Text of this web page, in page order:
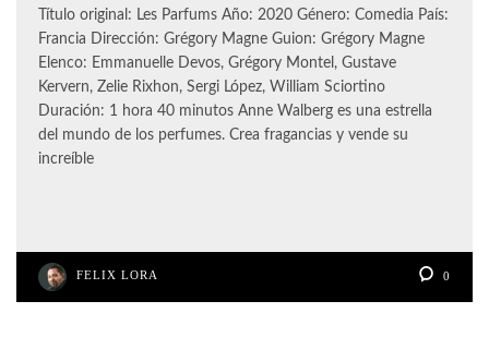
Título original: Les Parfums Año: 2020 Género: Comedia País:
Francia Dirección: Grégory Magne Guion: Grégory Magne
Elenco: Emmanuelle Devos, Grégory Montel, Gustave
Kervern, Zelie Rixhon, Sergi López, William Sciortino
Duración: 1 hora 40 minutos Anne Walberg es una estrella
del mundo de los perfumes. Crea fragancias y vende su
increíble
FELIX LORA 0